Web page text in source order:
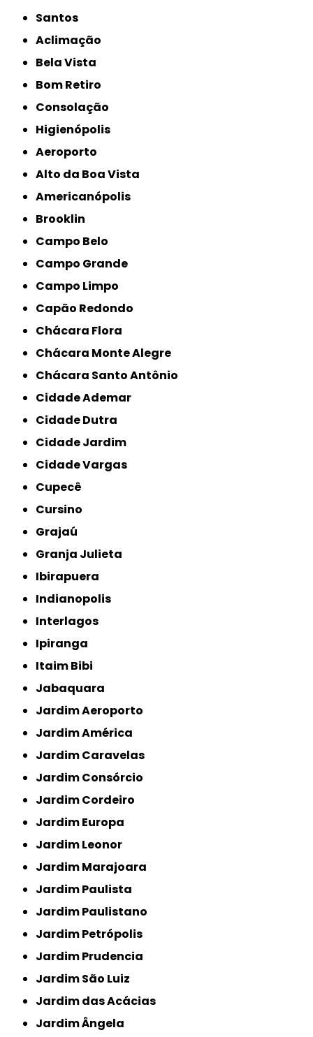
Santos
Aclimação
Bela Vista
Bom Retiro
Consolação
Higienópolis
Aeroporto
Alto da Boa Vista
Americanópolis
Brooklin
Campo Belo
Campo Grande
Campo Limpo
Capão Redondo
Chácara Flora
Chácara Monte Alegre
Chácara Santo Antônio
Cidade Ademar
Cidade Dutra
Cidade Jardim
Cidade Vargas
Cupecê
Cursino
Grajaú
Granja Julieta
Ibirapuera
Indianopolis
Interlagos
Ipiranga
Itaim Bibi
Jabaquara
Jardim Aeroporto
Jardim América
Jardim Caravelas
Jardim Consórcio
Jardim Cordeiro
Jardim Europa
Jardim Leonor
Jardim Marajoara
Jardim Paulista
Jardim Paulistano
Jardim Petrópolis
Jardim Prudencia
Jardim São Luiz
Jardim das Acácias
Jardim Ângela